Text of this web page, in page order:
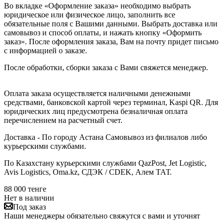
Во вкладке «Оформление заказа» необходимо выбрать
юридическое или физическое лицо, заполнить все
обязательные поля с Вашими данными. Выбрать доставка или
самовывоз и способ оплаты, и нажать кнопку «Оформить
заказ». После оформления заказа, Вам на почту придет письмо
с информацией о заказе.
После обработки, сборки заказа с Вами свяжется менеджер.
Оплата заказа осуществляется наличными денежными
средствами, банковской картой через терминал, Kaspi QR. Для
юридических лиц предусмотрена безналичная оплата
перечислением на расчетный счет.
Доставка - По городу Астана Самовывоз из филиалов либо
курьерскими службами.
По Казахстану курьерскими службами QazPost, Jet Logistic,
Avis Logistics, Oma.kz, СДЭК / CDEK, Алем ТАТ.
88 000 тенге
Нет в наличии
Под заказ
Наши менеджеры обязательно свяжутся с вами и уточнят